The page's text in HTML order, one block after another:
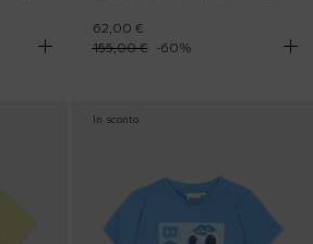
62,00 €
155,00 €
-60%
In sconto